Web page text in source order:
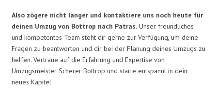
Also zögere nicht länger und kontaktiere uns noch heute für
deinen Umzug von Bottrop nach Patras. Unser freundliches
und kompetentes Team steht dir gerne zur Verfügung, um deine
Fragen zu beantworten und dir bei der Planung deines Umzugs zu
helfen. Vertraue auf die Erfahrung und Expertise von
Umzugsmeister Scherer Bottrop und starte entspannt in dein
neues Kapitel.